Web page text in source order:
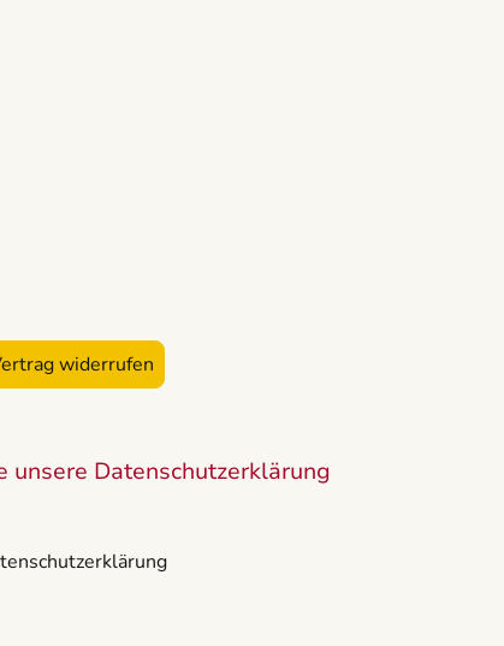
widerrufen
unsere Datenschutzerklärung